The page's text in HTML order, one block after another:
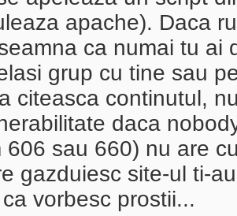
apache). Daca
ca numai tu ai
grup cu tine sau
citeasca continutul,
daca
606 sau 660) nu are
gazduiesc site-ul ti-
vorbesc prostii...